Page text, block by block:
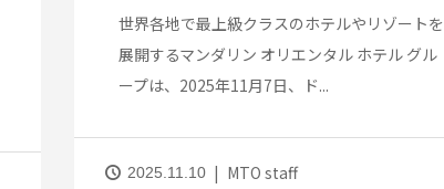
世界各地で最上級クラスのホテルやリゾートを
展開するマンダリン オリエンタル ホテル グル
ープは、2025年11月7日、ド...
2025.11.10 MTO staff